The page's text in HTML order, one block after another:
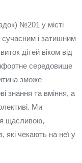
№201 у місті
сучасним і затишним
дітей віком від
середовище
зможе
знання та вміння, а
Ми
щасливою,
які чекають на неї у